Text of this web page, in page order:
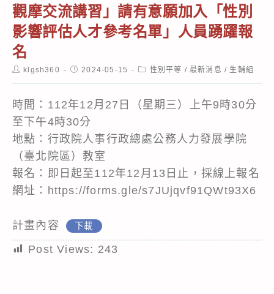
觀摩交流講習」請有意願加入「性別
影響評估人才參考名單」人員踴躍報
名
Postklgsh360
Post2024-05-15
Post性別平等 / 最新消息 / 生輔組
時間：112年12月27日（星期三）上午9時30分
至下午4時30分
地點：行政院人事行政總處公務人力發展學院
（臺北院區）教室
報名：即日起至112年12月13日止，採線上報名
網址：https://forms.gle/s7JUjqvf91QWt93X6
計畫內容 下載
Post Views: 243